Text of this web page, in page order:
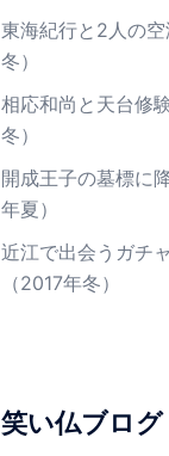
東海紀行と2人の
冬）
相応和尚と天台修
冬）
開成王子の墓標に
年夏）
近江で出会うガチ
（2017年冬）
笑い仏ブログ